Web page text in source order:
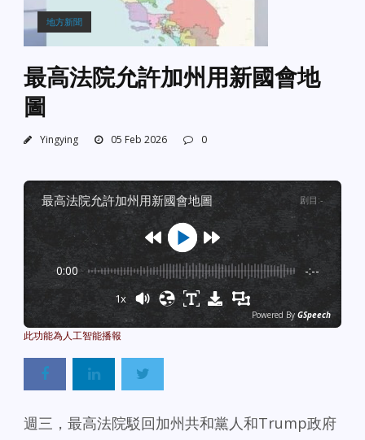
地方新聞
最高法院允許加州用新國會地
圖
Yingying 05 Feb 2026 0
最高法院允許加州用新國會地圖 剧目 :-
0:00 -:--
1x
Powered By GSpeech
週三，最高法院駁回加州共和黨人和Trump政府